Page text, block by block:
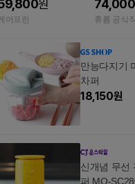
기 쵸퍼 600ml
원
어프린
WW/ 만
74,000
휴롬 공식
만능다지기
차퍼
18,150원
신개념 무선
퍼 MO-